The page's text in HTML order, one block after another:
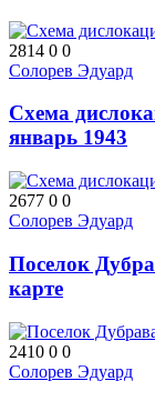
2814 0 0
Солорев Эдуард
Схема
январь 1943
2677 0 0
Солорев Эдуард
Поселок
карте
2410 0 0
Солорев Эдуард